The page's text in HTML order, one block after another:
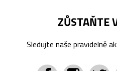
ZŮSTAŇTE
Sledujte naše pravidelně